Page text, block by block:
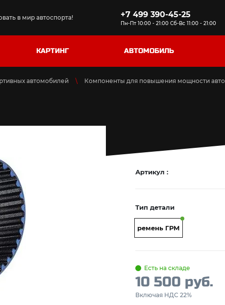
в мир автоспорта! +7 499 390-45-25
Пн-Пт 10:00 - 21:00 Сб-Вс 11:00 - 21:00
КАРТИНГ АВТОМОБИЛЬ
автомобилей Компоненты для повышения мощности авто
Артикул :
Тип детали
ремень ГРМ
Есть на складе
10 500 руб.
Включая НДС 22%